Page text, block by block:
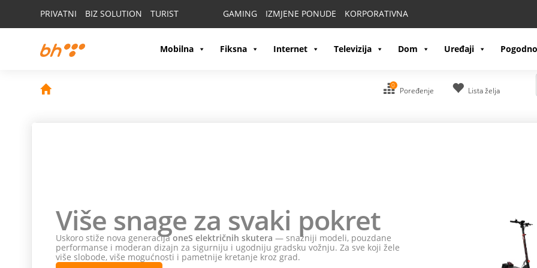
PRIVATNI BIZ SOLUTION TURIST GAMING IZMJENE PONUDE KORPORATIVNA
Mobilna Fiksna Internet Televizija Dom Uređaji
0
Poređenje Lista želja
Više snage za svaki pokret
Uskoro stiže nova generacijaoneS električnih skutera — snažniji modeli, pouzdane
performanse i moderan dizajn za sigurniju i ugodniju gradsku vožnju. Za sve koji žele
više slobode, više mogućnosti i pametnije kretanje kroz grad.